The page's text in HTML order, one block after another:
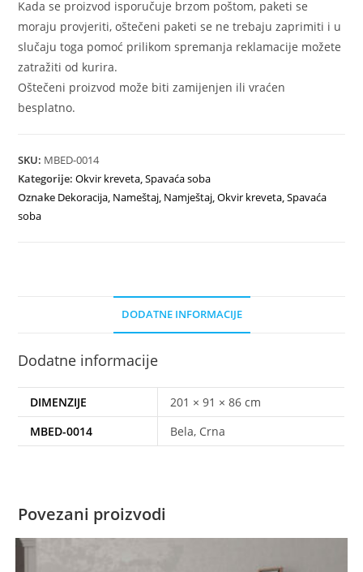
Kada se proizvod isporučuje brzom poštom, paketi se
moraju provjeriti, oštečeni paketi se ne trebaju zaprimiti i u
slučaju toga pomoć prilikom spremanja reklamacije možete
zatražiti od kurira.
Oštečeni proizvod može biti zamijenjen ili vraćen
besplatno.
SKU: MBED-0014
Kategorije:Okvir kreveta ,Spavaća soba
Oznake Dekoracija Nameštaj Namještaj ,Okvir kreveta ,Spavaća
soba
DODATNE INFORMACIJE
Dodatne informacije
DIMENZIJE
201 × 91 × 86 cm
MBED-0014
Bela, Crna
Povezani proizvodi